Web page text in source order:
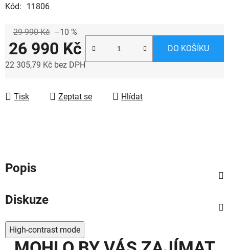
Kód:
11806
29 990 Kč –10 %
26 990 Kč
22 305,79 Kč bez DPH
DO KOŠÍKU
Tisk Zeptat se Hlídat
Popis
Diskuze
High-contrast mode